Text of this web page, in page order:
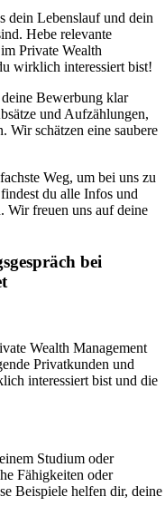
dein Lebenslauf und dein
Hebe relevante
Private Wealth
wirklich interessiert bist!
Bewerbung klar
und Aufzählungen,
Wir schätzen eine saubere
Weg, um bei uns zu
du alle Infos und
Wir freuen uns auf deine
bei
Wealth Management
Privatkunden und
interessiert bist und die
Studium oder
Fähigkeiten oder
Beispiele helfen dir, deine